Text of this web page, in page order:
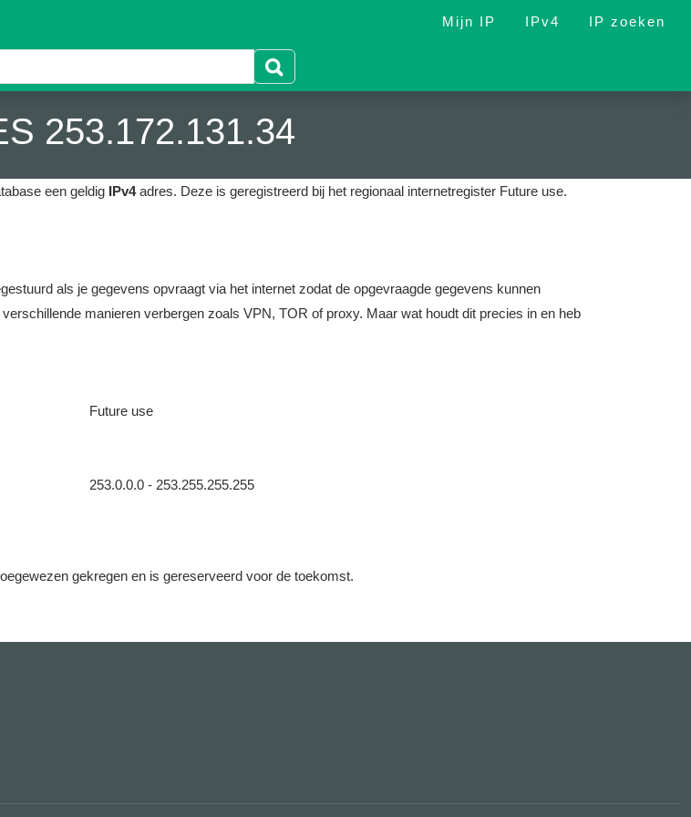
Mijn IP IPv4 IP zoeken
253.172.131.34
een geldig IPv4adres. Deze is geregistreerd bij het regionaal internetregister Future use.
als je gegevens opvraagt via het internet zodat de opgevraagde gegevens kunnen
manieren verbergen zoals VPN, TOR of proxy. Maar wat houdt dit precies in en heb
Future use
253.0.0.0 - 253.255.255.255
gekregen en is gereserveerd voor de toekomst.